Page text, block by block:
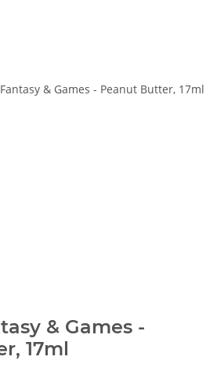
& Games -
17ml